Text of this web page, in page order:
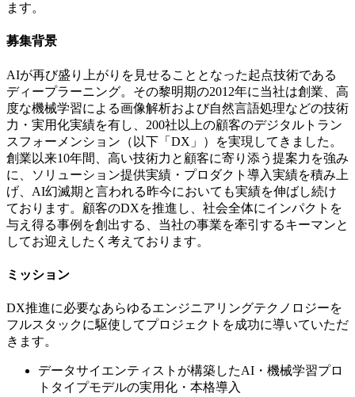
ます。
募集背景
AIが再び盛り上がりを見せることとなった起点技術である
ディープラーニング。その黎明期の2012年に当社は創業、高
度な機械学習による画像解析および自然言語処理などの技術
力・実用化実績を有し、200社以上の顧客のデジタルトラン
スフォーメンション（以下「DX」）を実現してきました。
創業以来10年間、高い技術力と顧客に寄り添う提案力を強み
に、ソリューション提供実績・プロダクト導入実績を積み上
げ、AI幻滅期と言われる昨今においても実績を伸ばし続け
ております。顧客のDXを推進し、社会全体にインパクトを
与え得る事例を創出する、当社の事業を牽引するキーマンと
してお迎えしたく考えております。
ミッション
DX推進に必要なあらゆるエンジニアリングテクノロジーを
フルスタックに駆使してプロジェクトを成功に導いていただ
きます。
データサイエンティストが構築したAI・機械学習プロ
トタイプモデルの実用化・本格導入